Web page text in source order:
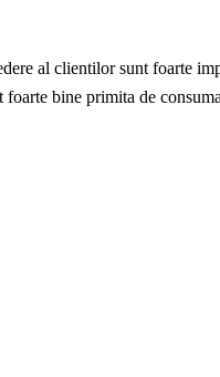
al clientilor sunt foarte
bine primita de